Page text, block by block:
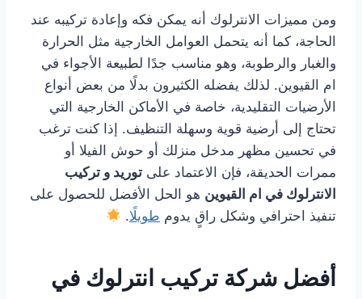
ومن مميزات الانترلوك أنه يمكن فكه وإعادة تركيبه عند
الحاجة، كما أنه يتحمل العوامل الخارجية مثل الحرارة
والغبار والرطوبة، وهو مناسب جدًا لطبيعة الأجواء في
ام القيوين. لذلك يفضله الكثيرون بدلًا من بعض أنواع
الأرضيات التقليدية، خاصة في الأماكن الخارجية التي
تحتاج إلى أرضية قوية وسهلة التنظيف. إذا كنت ترغب
في تحسين مظهر مدخل منزلك أو حوش الفيلا أو
ممرات الحديقة، فإن الاعتماد على توريد و تركيب
الانترلوك في ام القيوين هو الحل الأفضل للحصول على
تنفيذ احترافي وشكل راقٍ يدوم طويلًا.
أفضل شركة تركيب انترلوك في